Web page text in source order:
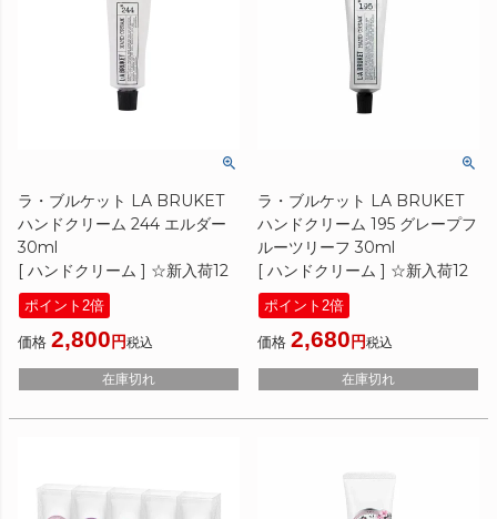
ラ・ブルケット LA BRUKET
ハンドクリーム 244 エルダー
30ml
[ ハンドクリーム ] ☆新入荷12
ポイント2倍
価格 2,800 税込
在庫切れ
ラ・ブルケット LA BRUKET
ハンドクリーム 195 グレープフ
ルーツリーフ 30ml
[ ハンドクリーム ] ☆新入荷12
ポイント2倍
価格 2,680 税込
在庫切れ